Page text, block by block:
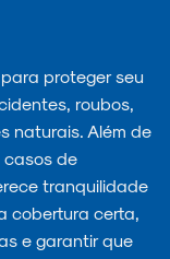
proteger seu
roubos,
naturais. Além de
casos de
tranquilidade
cobertura certa,
e garantir que